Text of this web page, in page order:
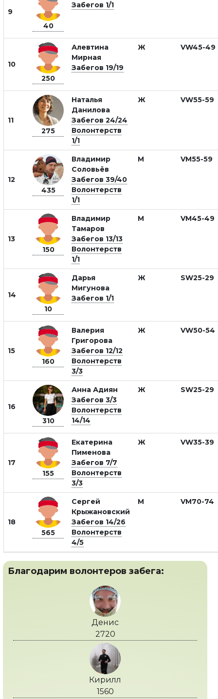
9
40
Забегов 1/1
10
250
Алевтина
Мирная
Забегов 19/19
Ж VW45-49
11
275
Наталья
Данилова
Забегов 24/24
Волонтерств
1/1
Ж VW55-59
12
435
Владимир
Соловьёв
Забегов 39/40
Волонтерств
1/1
М VM55-59
13
150
Владимир
Тамаров
Забегов 13/13
Волонтерств
1/1
М VM45-49
14
10
Дарья
Мигунова
Забегов 1/1
Ж SW25-29
15
160
Валерия
Григорова
Забегов 12/12
Волонтерств
3/3
Ж VW50-54
16
310
Анна Адиян
Забегов 3/3
Волонтерств
14/14
Ж SW25-29
17
155
Екатерина
Пименова
Забегов 7/7
Волонтерств
3/3
Ж VW35-39
18
565
Сергей
Крыжановский
Забегов 14/26
Волонтерств
4/5
М VM70-74
Благодарим волонтеров забега:
Денис
2720
Кирилл
1560